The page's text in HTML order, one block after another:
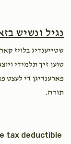
קרח
נגיל ונשיש
טוען זיך תלמידי
פארענדיגן די לעצט
תורה.
tax deductible